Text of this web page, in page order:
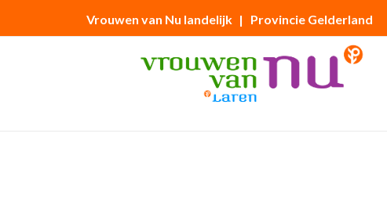
Vrouwen van Nu landelijk | Provincie Gelderland